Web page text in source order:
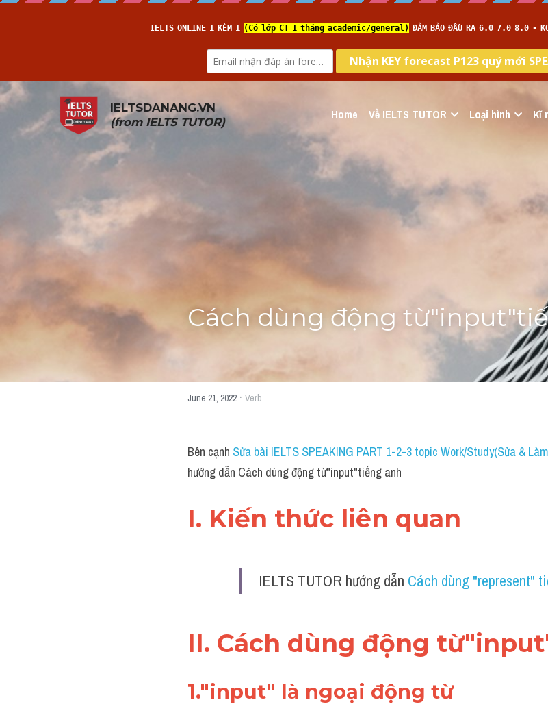
IELTSDANANG.VN
(from IELTS TUTOR) Home Về IELTS TUTOR Loại hình Kĩ
Cách dùng động
June 21, 2022 · Verb
Bên cạnh Sửa bài IELTS SPEAKING PART 1-2-3 topic Work/Study(Sửa &
hướng dẫn Cách dùng động từ"input"tiếng anh
I. Kiến thức liên quan
IELTS TUTOR hướng dẫn Cách dùng "represent"
II. Cách dùng động
1."input" là ngoại động từ